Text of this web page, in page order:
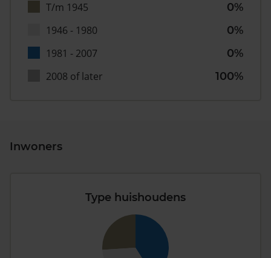
T/m 1945
0%
1946 - 1980
0%
1981 - 2007
0%
2008 of later
100%
Inwoners
Type huishoudens